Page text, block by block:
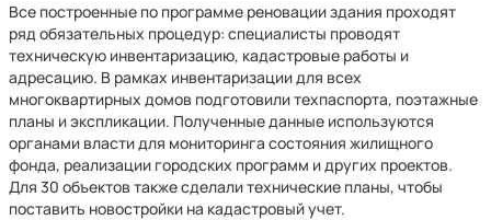
Все построенные по программе реновации здания проходят
ряд обязательных процедур: специалисты проводят
техническую инвентаризацию, кадастровые работы и
адресацию. В рамках инвентаризации для всех
многоквартирных домов подготовили техпаспорта, поэтажные
планы и экспликации. Полученные данные используются
органами власти для мониторинга состояния жилищного
фонда, реализации городских программ и других проектов.
Для 30 объектов также сделали технические планы, чтобы
поставить новостройки на кадастровый учет.